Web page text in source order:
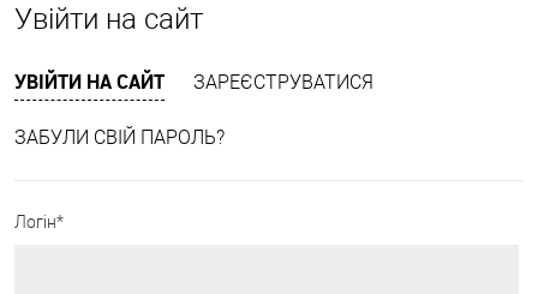
Увійти на сайт
УВІЙТИ НА САЙТ ЗАРЕЄСТРУВАТИСЯ
ЗАБУЛИ СВІЙ ПАРОЛЬ?
Логін*